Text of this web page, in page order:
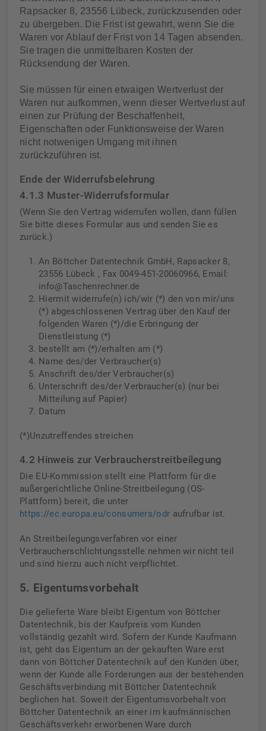
Rapsacker 8, 23556 Lübeck, zurückzusenden oder
zu übergeben. Die Frist ist gewahrt, wenn Sie die
Waren vor Ablauf der Frist von 14 Tagen absenden.
Sie tragen die unmittelbaren Kosten der
Rücksendung der Waren.
Sie müssen für einen etwaigen Wertverlust der
Waren nur aufkommen, wenn dieser Wertverlust auf
einen zur Prüfung der Beschaffenheit,
Eigenschaften oder Funktionsweise der Waren
nicht notwenigen Umgang mit ihnen
zurückzuführen ist.
Ende der Widerrufsbelehrung
4.1.3 Muster-Widerrufsformular
(Wenn Sie den Vertrag widerrufen wollen, dann füllen
Sie bitte dieses Formular aus und senden Sie es
zurück.)
An Böttcher Datentechnik GmbH, Rapsacker 8,
23556 Lübeck , Fax 0049-451-20060966, Email:
info@Taschenrechner.de
Hiermit widerrufe(n) ich/wir (*) den von mir/uns
(*) abgeschlossenen Vertrag über den Kauf der
folgenden Waren (*)/die Erbringung der
Dienstleistung (*)
bestellt am (*)/erhalten am (*)
Name des/der Verbraucher(s)
Anschrift des/der Verbraucher(s)
Unterschrift des/der Verbraucher(s) (nur bei
Mitteilung auf Papier)
Datum
(*)Unzutreffendes streichen
4.2 Hinweis zur Verbraucherstreitbeilegung
Die EU-Kommission stellt eine Plattform für die
außergerichtliche Online-Streitbeilegung (OS-
Plattform) bereit, die unter
https://ec.europa.eu/consumers/odr aufrufbar ist.
An Streitbeilegungsverfahren vor einer
Verbraucherschlichtungsstelle nehmen wir nicht teil
und sind hierzu auch nicht verpflichtet.
5. Eigentumsvorbehalt
Die gelieferte Ware bleibt Eigentum von Böttcher
Datentechnik, bis der Kaufpreis vom Kunden
vollständig gezahlt wird. Sofern der Kunde Kaufmann
ist, geht das Eigentum an der gekauften Ware erst
dann von Böttcher Datentechnik auf den Kunden über,
wenn der Kunde alle Forderungen aus der bestehenden
Geschäftsverbindung mit Böttcher Datentechnik
beglichen hat. Soweit der Eigentumsvorbehalt von
Böttcher Datentechnik an einer im kaufmännischen
Geschäftsverkehr erworbenen Ware durch